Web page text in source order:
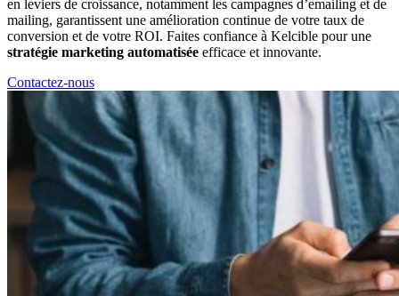
en leviers de croissance, notamment les campagnes d’emailing et de
mailing, garantissent une amélioration continue de votre taux de
conversion et de votre ROI. Faites confiance à Kelcible pour une
stratégie marketing automatisée efficace et innovante.
Contactez-nous